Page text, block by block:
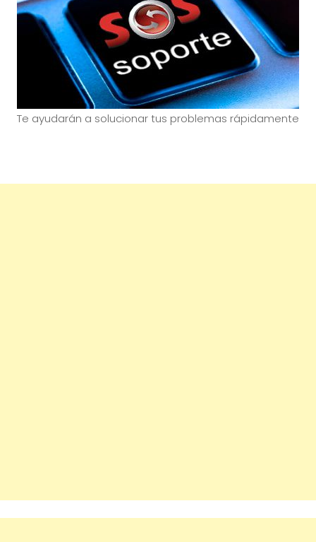
Te ayudarán a solucionar tus problemas rápidamente